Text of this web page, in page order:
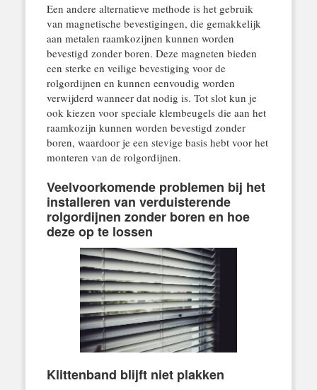
Een andere alternatieve methode is het gebruik
van magnetische bevestigingen, die gemakkelijk
aan metalen raamkozijnen kunnen worden
bevestigd zonder boren. Deze magneten bieden
een sterke en veilige bevestiging voor de
rolgordijnen en kunnen eenvoudig worden
verwijderd wanneer dat nodig is. Tot slot kun je
ook kiezen voor speciale klembeugels die aan het
raamkozijn kunnen worden bevestigd zonder
boren, waardoor je een stevige basis hebt voor het
monteren van de rolgordijnen.
Veelvoorkomende problemen bij het
installeren van verduisterende
rolgordijnen zonder boren en hoe
deze op te lossen
Klittenband blijft niet plakken